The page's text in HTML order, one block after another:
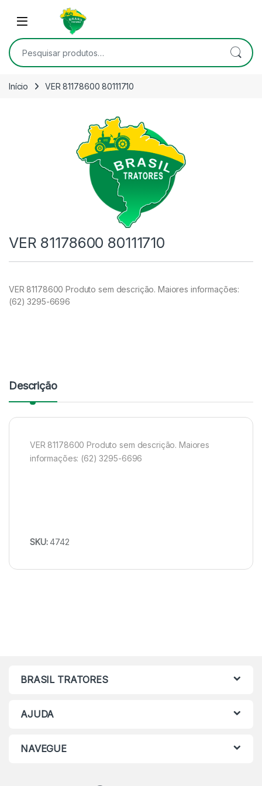
Skip to navigation
Open
Pesquisar por:
Início VER 81178600 80111710
VER 81178600 80111710
VER 81178600 Produto sem descrição. Maiores informações:
(62) 3295-6696
Descrição
VER 81178600 Produto sem descrição. Maiores
informações: (62) 3295-6696
SKU:4742
BRASIL TRATORES
AJUDA
NAVEGUE